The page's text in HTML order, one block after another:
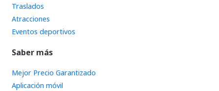
Traslados
Atracciones
Eventos deportivos
Saber más
Mejor Precio Garantizado
Aplicación móvil